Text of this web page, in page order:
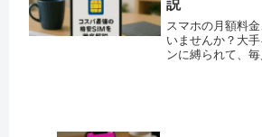
説
スマホの月額料
いませんか？大
ンに縛られて、